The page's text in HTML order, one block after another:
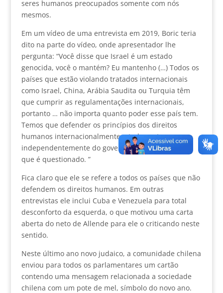
seres humanos preocupados somente com nós
mesmos.
Em um vídeo de uma entrevista em 2019, Boric teria
dito na parte do vídeo, onde apresentador lhe
pergunta: “Você disse que Israel é um estado
genocida, você o mantém? Eu mantenho (…) Todos os
países que estão violando tratados internacionais
como Israel, China, Arábia Saudita ou Turquia têm
que cumprir as regulamentações internacionais,
portanto … não importa quanto poder esse país tem.
Temos que defender os princípios dos direitos
humanos internacionalmente a todo custo,
independentemente do governo que esteja no país
que é questionado. ”
Fica claro que ele se refere a todos os países que não
defendem os direitos humanos. Em outras
entrevistas ele inclui Cuba e Venezuela para total
desconforto da esquerda, o que motivou uma carta
aberta do neto de Allende para ele o criticando neste
sentido.
Neste último ano novo judaico, a comunidade chilena
enviou para todos os parlamentares um cartão
contendo uma mensagem relacionada a sociedade
chilena com um pote de mel, símbolo do novo ano.